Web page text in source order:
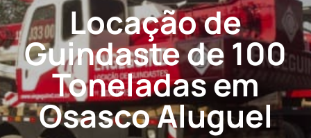
Locação de
Guindaste de 100
Toneladas em
Osasco Aluguel